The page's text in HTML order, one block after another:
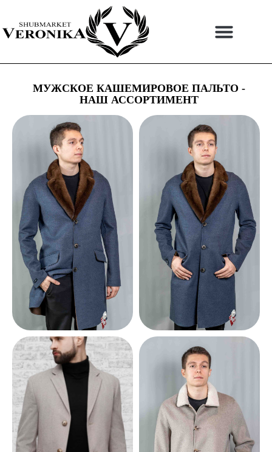
содержимому
МУЖСКОЕ КАШЕМИРОВОЕ ПАЛЬТО -
НАШ АССОРТИМЕНТ